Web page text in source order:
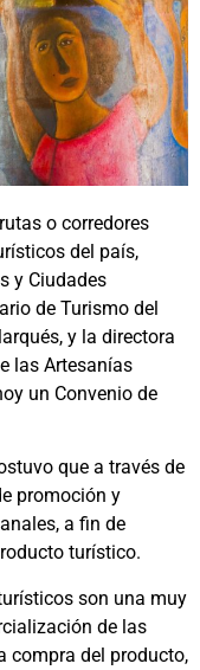
o corredores
del país,
y Ciudades
de Turismo del
y la directora
las Artesanías
un Convenio de
que a través de
promoción y
a fin de
turístico.
son una muy
de las
compra del producto,